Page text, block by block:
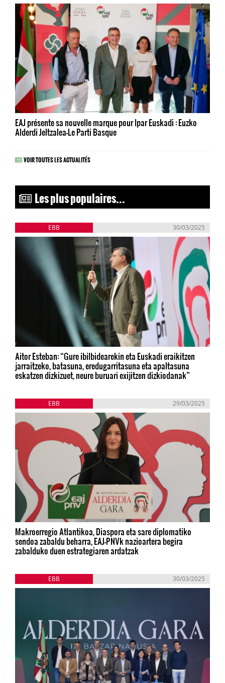
EAJ présente sa nouvelle marque pour Ipar Euskadi : Euzko
Alderdi Jeltzalea-Le Parti Basque
VOIR TOUTES LES ACTUALITÉS
Les plus populaires...
EBB 30/03/2025
Aitor Esteban: “Gure ibilbidearekin eta Euskadi eraikitzen
jarraitzeko, batasuna, eredugarritasuna eta apaltasuna
eskatzen dizkizuet, neure buruari exijitzen dizkiodanak”
EBB 29/03/2025
Makroerregio Atlantikoa, Diaspora eta sare diplomatiko
sendoa zabaldu beharra, EAJ-PNVk nazioartera begira
zabalduko duen estrategiaren ardatzak
EBB 30/03/2025